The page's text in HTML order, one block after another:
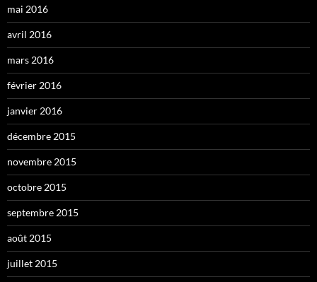
mai 2016
avril 2016
mars 2016
février 2016
janvier 2016
décembre 2015
novembre 2015
octobre 2015
septembre 2015
août 2015
juillet 2015